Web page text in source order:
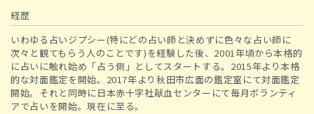
経歴
いわゆる占いジプシー(特にどの占い師と決めずに色々な占い師に
次々と観てもらう人のことです)を経験した後、2001年頃から本格的
に占いに触れ始め「占う側」としてスタートする。2015年より本格
的な対面鑑定を開始。2017年より秋田市広面の鑑定室にて対面鑑定
開始。それと同時に日本赤十字社献血センターにて毎月ボランティ
アで占いを開始。現在に至る。